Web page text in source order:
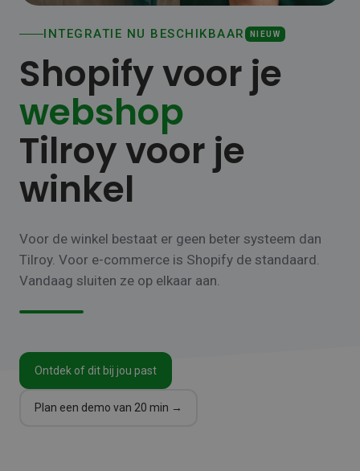
INTEGRATIE NU BESCHIKBAAR NIEUW
Shopify voor je
webshop
Tilroy voor je
winkel
Voor de winkel bestaat er geen beter systeem dan
Tilroy. Voor e-commerce is Shopify de standaard.
Vandaag sluiten ze op elkaar aan.
Ontdek of dit bij jou past
Plan een demo van 20 min →